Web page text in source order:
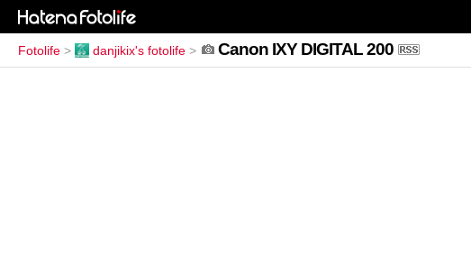
Fotolife > danjikix's fotolife > Canon IXY DIGITAL 200